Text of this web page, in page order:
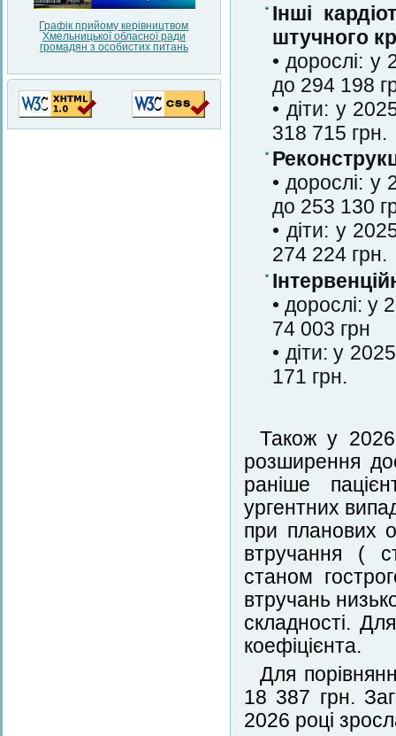
Графік прийому керівництвом
Хмельницької обласної ради
громадян з особистих питань
Інші
штучного
• дорослі:
до 294 198
• діти: у
318 715 грн.
• дорослі:
до 253 130
• діти: у
274 224 грн.
• дорослі: у
74 003 грн
• діти: у
171 грн.
Також у 2026
розширення
раніше
ургентних
при планових
втручання (
станом
втручань
складності.
коефіцієнта.
Для
18 387 грн.
2026 році